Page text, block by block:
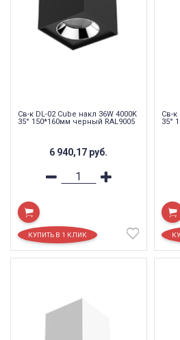
Св-к DL-02 Cube накл 36W 4000K
35° 150*160мм черный RAL9005
6 940,17 руб.
Св-к
35°